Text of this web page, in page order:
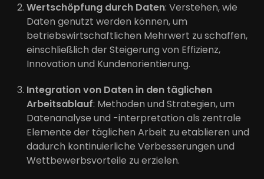
Wertschöpfung durch Daten: Verstehen, wie
Daten genutzt werden können, um
betriebswirtschaftlichen Mehrwert zu schaffen,
einschließlich der Steigerung von Effizienz,
Innovation und Kundenorientierung.
Integration von Daten in den täglichen
Arbeitsablauf: Methoden und Strategien, um
Datenanalyse und -interpretation als zentrale
Elemente der täglichen Arbeit zu etablieren und
dadurch kontinuierliche Verbesserungen und
Wettbewerbsvorteile zu erzielen.